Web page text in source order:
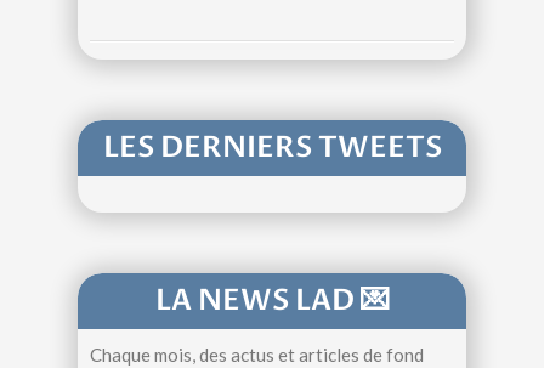
LES DERNIERS TWEETS
LA NEWS LAD 💌
Chaque mois, des actus et articles de fond